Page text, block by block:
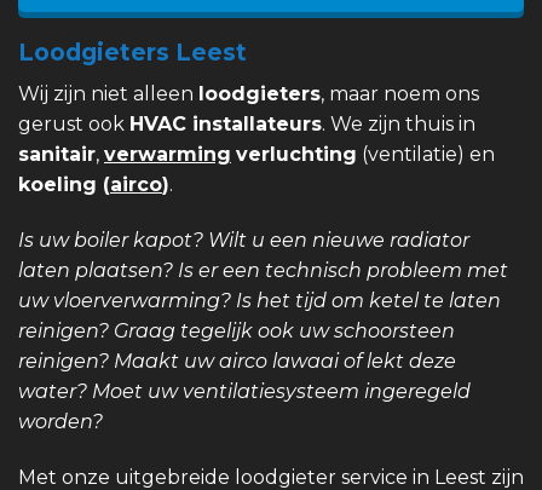
Loodgieters Leest
Wij zijn niet alleen loodgieters, maar noem ons
gerust ook HVAC installateurs. We zijn thuis in
sanitair, verwarming verluchting (ventilatie) en
koeling (airco).
Is uw boiler kapot? Wilt u een nieuwe radiator
laten plaatsen? Is er een technisch probleem met
uw vloerverwarming? Is het tijd om ketel te laten
reinigen? Graag tegelijk ook uw schoorsteen
reinigen? Maakt uw airco lawaai of lekt deze
water? Moet uw ventilatiesysteem ingeregeld
worden?
Met onze uitgebreide loodgieter service in Leest zijn